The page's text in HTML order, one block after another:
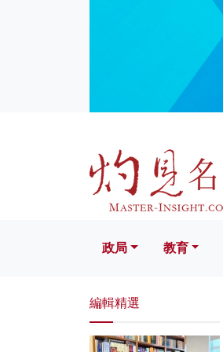
文化
政局 教育
編輯精選